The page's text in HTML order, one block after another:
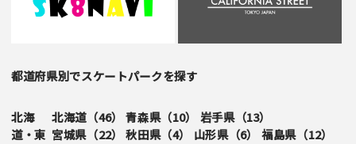
都道府県別でスケートパークを探す
北海
道・東
北海道（46） 青森県（10） 岩手県（13）
宮城県（22） 秋田県（4） 山形県（6） 福島県（12）